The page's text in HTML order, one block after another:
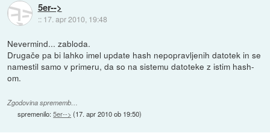
5er-->
:: 17. apr 2010, 19:48
Nevermind... zabloda.
Drugače pa bi lahko imel update hash nepopravljenih datotek in se
namestil samo v primeru, da so na sistemu datoteke z istim hash-
om.
Zgodovina sprememb…
spremenilo:5er--> (17. apr 2010 ob 19:50)